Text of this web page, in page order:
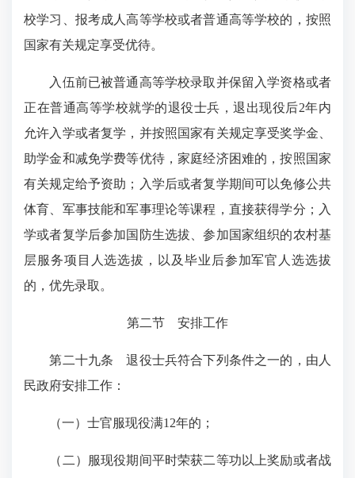
校学习、报考成人高等学校或者普通高等学校的，按照
国家有关规定享受优待。
入伍前已被普通高等学校录取并保留入学资格或者
正在普通高等学校就学的退役士兵，退出现役后2年内
允许入学或者复学，并按照国家有关规定享受奖学金、
助学金和减免学费等优待，家庭经济困难的，按照国家
有关规定给予资助；入学后或者复学期间可以免修公共
体育、军事技能和军事理论等课程，直接获得学分；入
学或者复学后参加国防生选拔、参加国家组织的农村基
层服务项目人选选拔，以及毕业后参加军官人选选拔
的，优先录取。
第二节 安排工作
第二十九条 退役士兵符合下列条件之一的，由人
民政府安排工作：
（一）士官服现役满12年的；
（二）服现役期间平时荣获二等功以上奖励或者战